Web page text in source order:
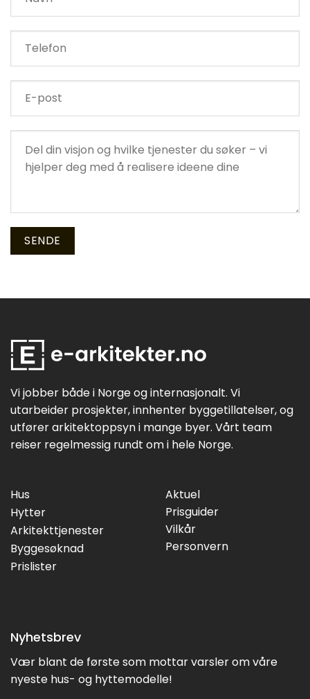
Vi jobber både i Norge og internasjonalt. Vi
utarbeider prosjekter, innhenter byggetillatelser, og
utfører arkitektoppsyn i mange byer. Vårt team
reiser regelmessig rundt om i hele Norge.
Hus
Hytter
Arkitekttjenester
Byggesøknad
Prislister
Aktuel
Prisguider
Vilkår
Personvern
Nyhetsbrev
Vær blant de første som mottar varsler om våre
nyeste hus- og hyttemodelle!